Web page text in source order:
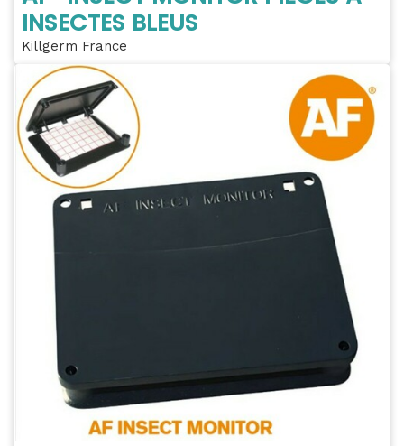
INSECTES BLEUS
Killgerm France